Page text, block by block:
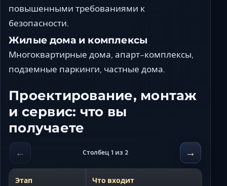
повышенными требованиями к
безопасности.
Жилые дома и комплексы
Многоквартирные дома, апарт-комплексы,
подземные паркинги, частные дома.
Проектирование, монтаж
и сервис: что вы
получаете
← Столбец 1 из 2 →
Этап Что входит